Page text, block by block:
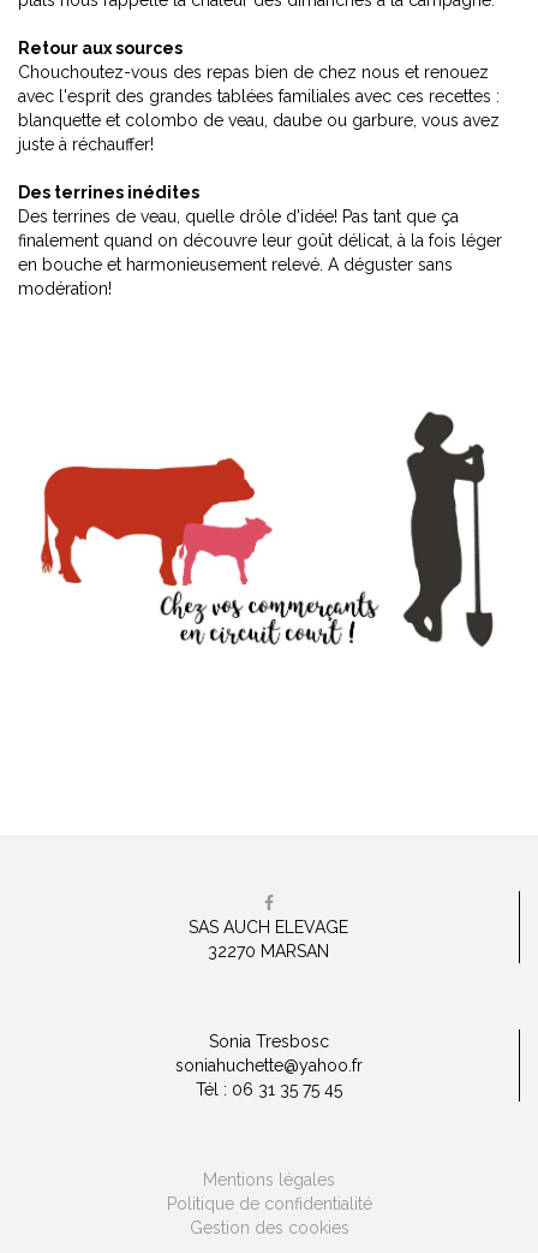
Retour aux sources
Chouchoutez-vous des repas bien de chez nous et renouez
avec l'esprit des grandes tablées familiales avec ces recettes :
blanquette et colombo de veau, daube ou garbure, vous avez
juste à réchauffer!
Des terrines inédites
Des terrines de veau, quelle drôle d'idée! Pas tant que ça
finalement quand on découvre leur goût délicat, à la fois léger
en bouche et harmonieusement relevé. A déguster sans
modération!
SAS AUCH ELEVAGE
32270 MARSAN
Sonia Tresbosc
soniahuchette@yahoo.fr
Tél : 06 31 35 75 45
Mentions légales
Politique de confidentialité
Gestion des cookies